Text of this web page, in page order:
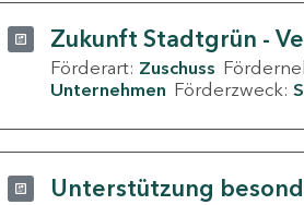
Zukunft Stadtgrün -
Förderart: Zuschuss
Unternehmen Förderzweck:
Unterstützung